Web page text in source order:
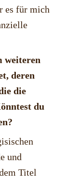
es für mich
weiteren
deren
die
du
und
Titel